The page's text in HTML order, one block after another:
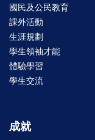
國民及公民教育
課外活動
生涯規劃
學生領袖才能
體驗學習
學生交流
成就